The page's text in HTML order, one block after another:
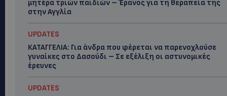
μητέρα τριών παιδιών – Έρανος για τη θεραπεία της
στην Αγγλία
UPDATES
ΚΑΤΑΓΓΕΛΙΑ: Για άνδρα που φέρεται να παρενοχλούσε
γυναίκες στο Δασούδι – Σε εξέλιξη οι αστυνομικές
έρευνες
UPDATES